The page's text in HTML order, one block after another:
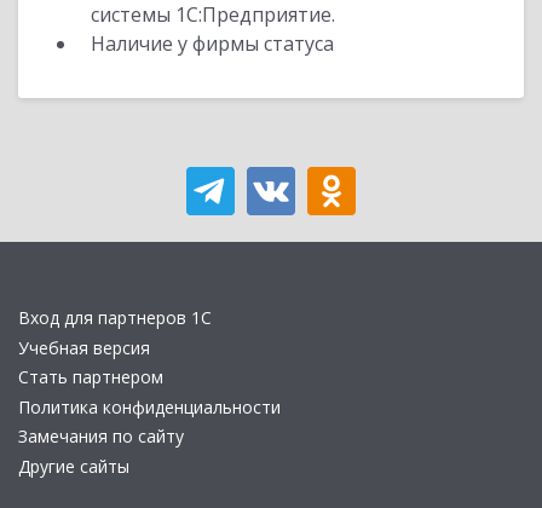
системы 1С:Предприятие.
Наличие у фирмы статуса
Вход для партнеров 1С
Учебная версия
Стать партнером
Политика конфиденциальности
Замечания по сайту
Другие сайты